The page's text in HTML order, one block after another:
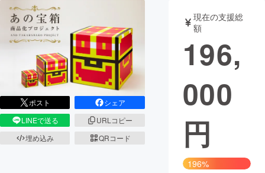
ポスト
シェア
LINEで送る
URLコピー
埋め込み
QRコード
現在の支援総
額
196,
000
円
196%